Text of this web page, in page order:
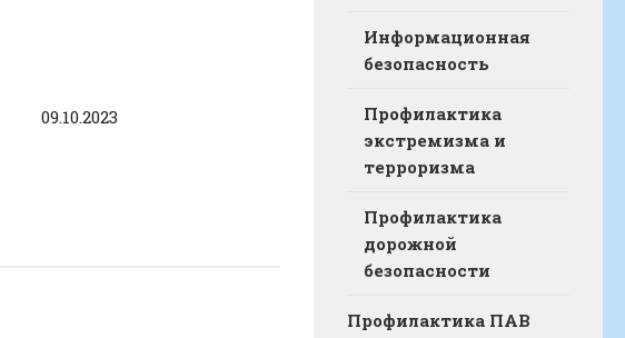
09.10.2023
Информационная
безопасность
Профилактика
экстремизма и
терроризма
Профилактика
дорожной
безопасности
Профилактика ПАВ